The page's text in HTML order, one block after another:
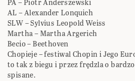
PA – Piotr Anderszewski
AL – Alexander Lonquich
SLW – Sylvius Leopold Weiss
Martha – Martha Argerich
Becio – Beethoven
Chopieje – festiwal Chopin i Jego
to tak z biegu i przez frędzla o
spisane.